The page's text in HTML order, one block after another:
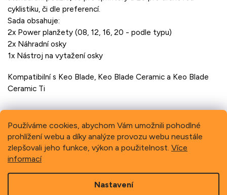
Používáme cookies, abychom Vám umožnili pohodlné
prohlížení webu a díky analýze provozu webu neustále
zlepšovali jeho funkce, výkon a použitelnost. Více
informací
Nastavení
cyklistiku, či dle preferencí.
Sada obsahuje:
2x Power planžety (08, 12, 16, 20 - podle typu)
2x Náhradní osky
1x Nástroj na vytažení osky
Kompatibilní s Keo Blade, Keo Blade Ceramic a Keo Blade
Ceramic Ti
Previous